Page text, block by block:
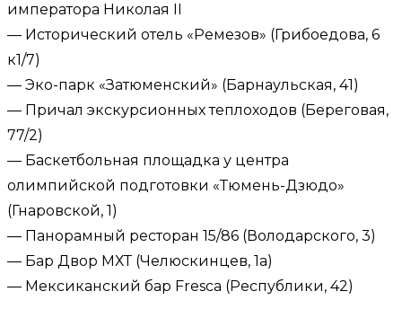
императора Николая II
— Исторический отель «Ремезов» (​Грибоедова, 6
к1/7)
— Эко-парк «Затюменский» (Барнаульская, 41)
— Причал экскурсионных теплоходов (Береговая,
77/2)
— Баскетбольная площадка у центра
олимпийской подготовки «Тюмень-Дзюдо»
(Гнаровской, 1)
— Панорамный ресторан 15/86 (Володарского, 3​)
— Бар Двор МХТ (Челюскинцев, 1а)
— Мексиканский бар Fresca (Республики, 42)